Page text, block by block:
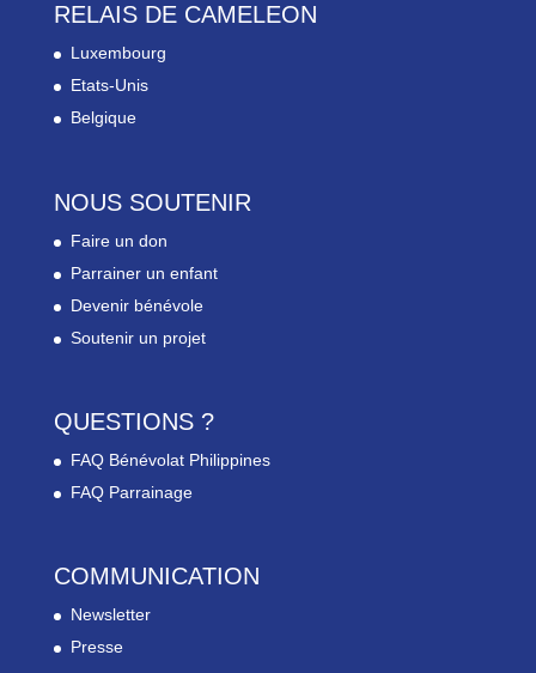
RELAIS DE CAMELEON
Luxembourg
Etats-Unis
Belgique
NOUS SOUTENIR
Faire un don
Parrainer un enfant
Devenir bénévole
Soutenir un projet
QUESTIONS ?
FAQ Bénévolat Philippines
FAQ Parrainage
COMMUNICATION
Newsletter
Presse